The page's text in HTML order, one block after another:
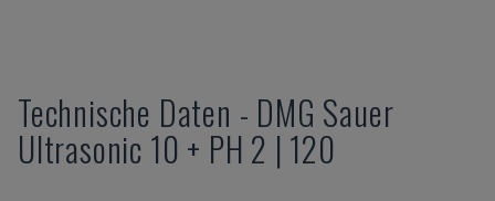
Technische Daten - DMG Sauer
Ultrasonic 10 + PH 2 | 120